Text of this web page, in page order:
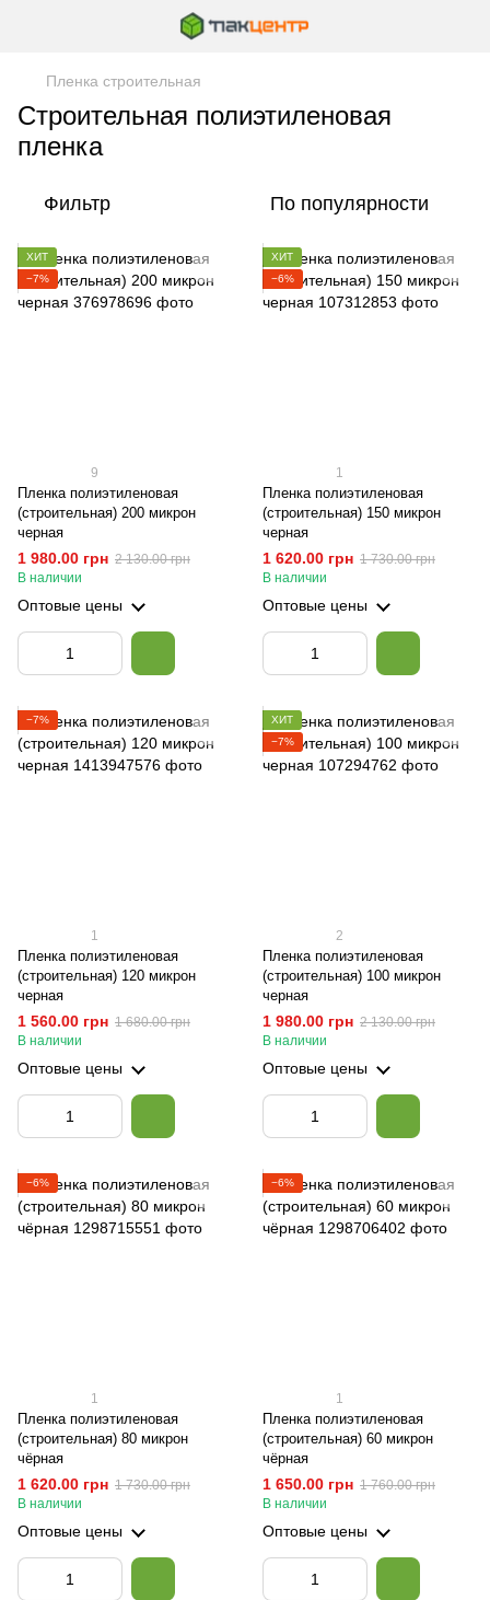
Пленка строительная
Строительная полиэтиленовая
пленка
Фильтр По популярности
ХИТ
−7%
9
Пленка полиэтиленовая
(строительная) 200 микрон
черная
1 980.00 грн 2 130.00 грн
В наличии
Оптовые цены
ХИТ
−6%
1
Пленка полиэтиленовая
(строительная) 150 микрон
черная
1 620.00 грн 1 730.00 грн
В наличии
Оптовые цены
−7%
1
Пленка полиэтиленовая
(строительная) 120 микрон
черная
1 560.00 грн 1 680.00 грн
В наличии
Оптовые цены
ХИТ
−7%
2
Пленка полиэтиленовая
(строительная) 100 микрон
черная
1 980.00 грн 2 130.00 грн
В наличии
Оптовые цены
−6%
1
Пленка полиэтиленовая
(строительная) 80 микрон
чёрная
1 620.00 грн 1 730.00 грн
В наличии
Оптовые цены
−6%
1
Пленка полиэтиленовая
(строительная) 60 микрон
чёрная
1 650.00 грн 1 760.00 грн
В наличии
Оптовые цены